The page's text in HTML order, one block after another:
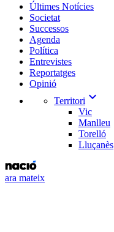
Últimes Notícies
Societat
Successos
Agenda
Política
Entrevistes
Reportatges
Opinió
Territori expand_more
Vic
Manlleu
Torelló
Lluçanès
ara mateix